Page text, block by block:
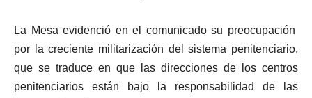
La Mesa evidenció en el comunicado su preocupación
por la creciente militarización del sistema penitenciario,
que se traduce en que las direcciones de los centros
penitenciarios están bajo la responsabilidad de las